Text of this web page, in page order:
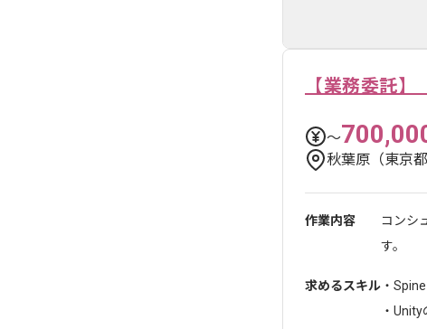
【業務委託
〜
秋葉原（東京都
作業内容
コンシ
す。
求めるスキル ・
・